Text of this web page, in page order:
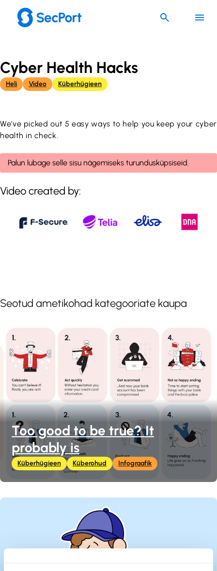
juurde
Cyber Health Hacks
Heli Video Küberhügieen
We’ve picked out 5 easy ways to help you keep your cyber
health in check.
Palun lubage selle sisu nägemiseks turundusküpsiseid.
Video created by:
Seotud ametikohad kategooriate kaupa
Too good to be true? It
probably is
Küberhügieen Küberohud Infograafik